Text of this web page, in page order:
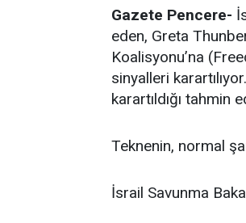
Gazete Pencere-
eden, Greta
Koalisyonu’na
sinyalleri
karartıldığı tahmin
Teknenin, normal
İsrail Savunma